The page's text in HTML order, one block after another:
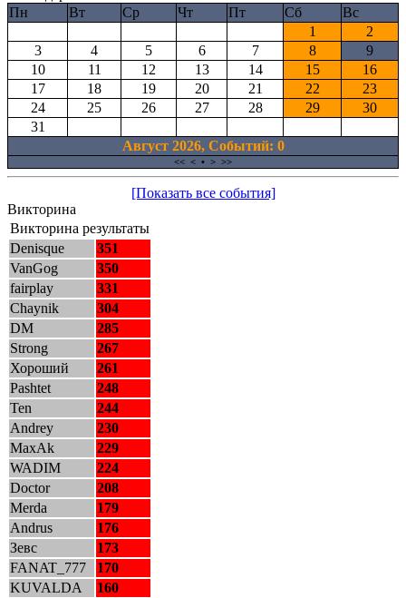
Пн
Вт Ср Чт Пт Сб
Вс
1
2
3
4 5 6 7 8
9
10
11 12 13 14 15
16
17
18 19 20 21 22
23
24
25 26 27 28 29
30
31
Август 2026, Cобытий: 0
<< < • > >>
[Показать все события]
Викторина
Викторина результаты
Denisque
351
VanGog
350
fairplay
331
Chaynik
304
DM
285
Strong
267
Хороший
261
Pashtet
248
Ten
244
Andrey
230
MaxAk
229
WADIM
224
Doctor
208
Merda
179
Andrus
176
Зевс
173
FANAT_777
170
KUVALDA
160